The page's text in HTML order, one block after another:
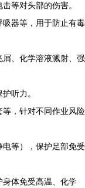
等对头部的伤害。
吸器等，用于防止有毒
屑、化学溶液溅射、强
听力。
等，针对不同作业风险
电等），保护足部免受
身体免受高温、化学